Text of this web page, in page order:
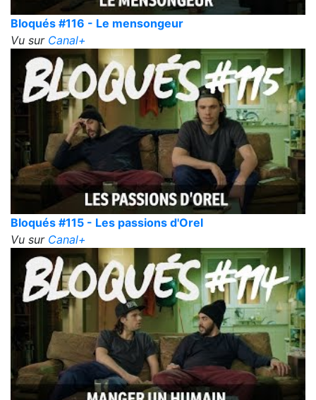
Bloqués #116 - Le mensongeur
Vu sur Canal+
Bloqués #115 - Les passions d'Orel
Vu sur Canal+